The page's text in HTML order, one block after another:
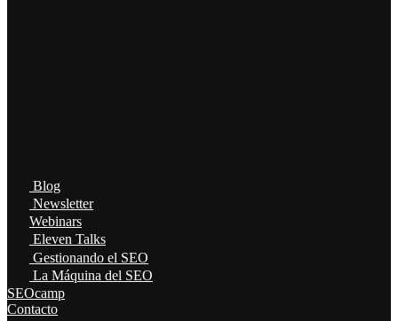
Blog
Newsletter
Webinars
Eleven Talks
Gestionando el SEO
La Máquina del SEO
SEOcamp
Contacto